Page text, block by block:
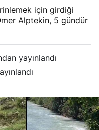
için girdiği
Alptekin, 5 gündür
yayınlandı